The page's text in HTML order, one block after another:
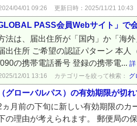
04/01 09:26 更新日時：2025/11/21 10:43
PASS会員Webサイト」で
法は、届出住所が「国内」か「海
出住所 ご希望の認証パターン 本
の携帯電話番号 登録の携帯電...
12/01 13:16 カテゴリーを絞って検索： グ
ローバルパス）の有効期限が切
月前の下旬に新しい有効期限の
の理由が考えられます。 郵便局の